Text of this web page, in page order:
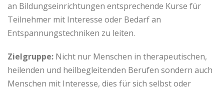
an Bildungseinrichtungen entsprechende Kurse für
Teilnehmer mit Interesse oder Bedarf an
Entspannungstechniken zu leiten.
Zielgruppe: Nicht nur Menschen in therapeutischen,
heilenden und heilbegleitenden Berufen sondern auch
Menschen mit Interesse, dies für sich selbst oder